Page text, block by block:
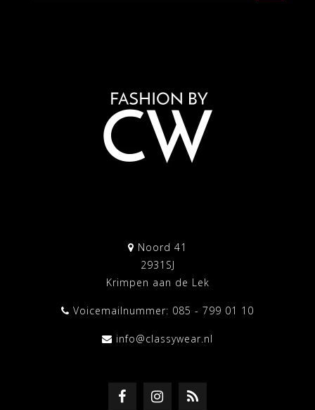
Noord 41
2931SJ
Krimpen aan de Lek
Voicemailnummer: 085 - 799 01 10
info@classywear.nl